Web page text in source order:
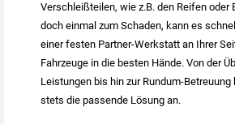
Verschleißteilen, wie z.B. den Reifen oder
doch einmal zum Schaden, kann es
einer festen Partner-Werkstatt an Ihrer
Fahrzeuge in die besten Hände. Von der
Leistungen bis hin zur Rundum-
stets die passende Lösung an.